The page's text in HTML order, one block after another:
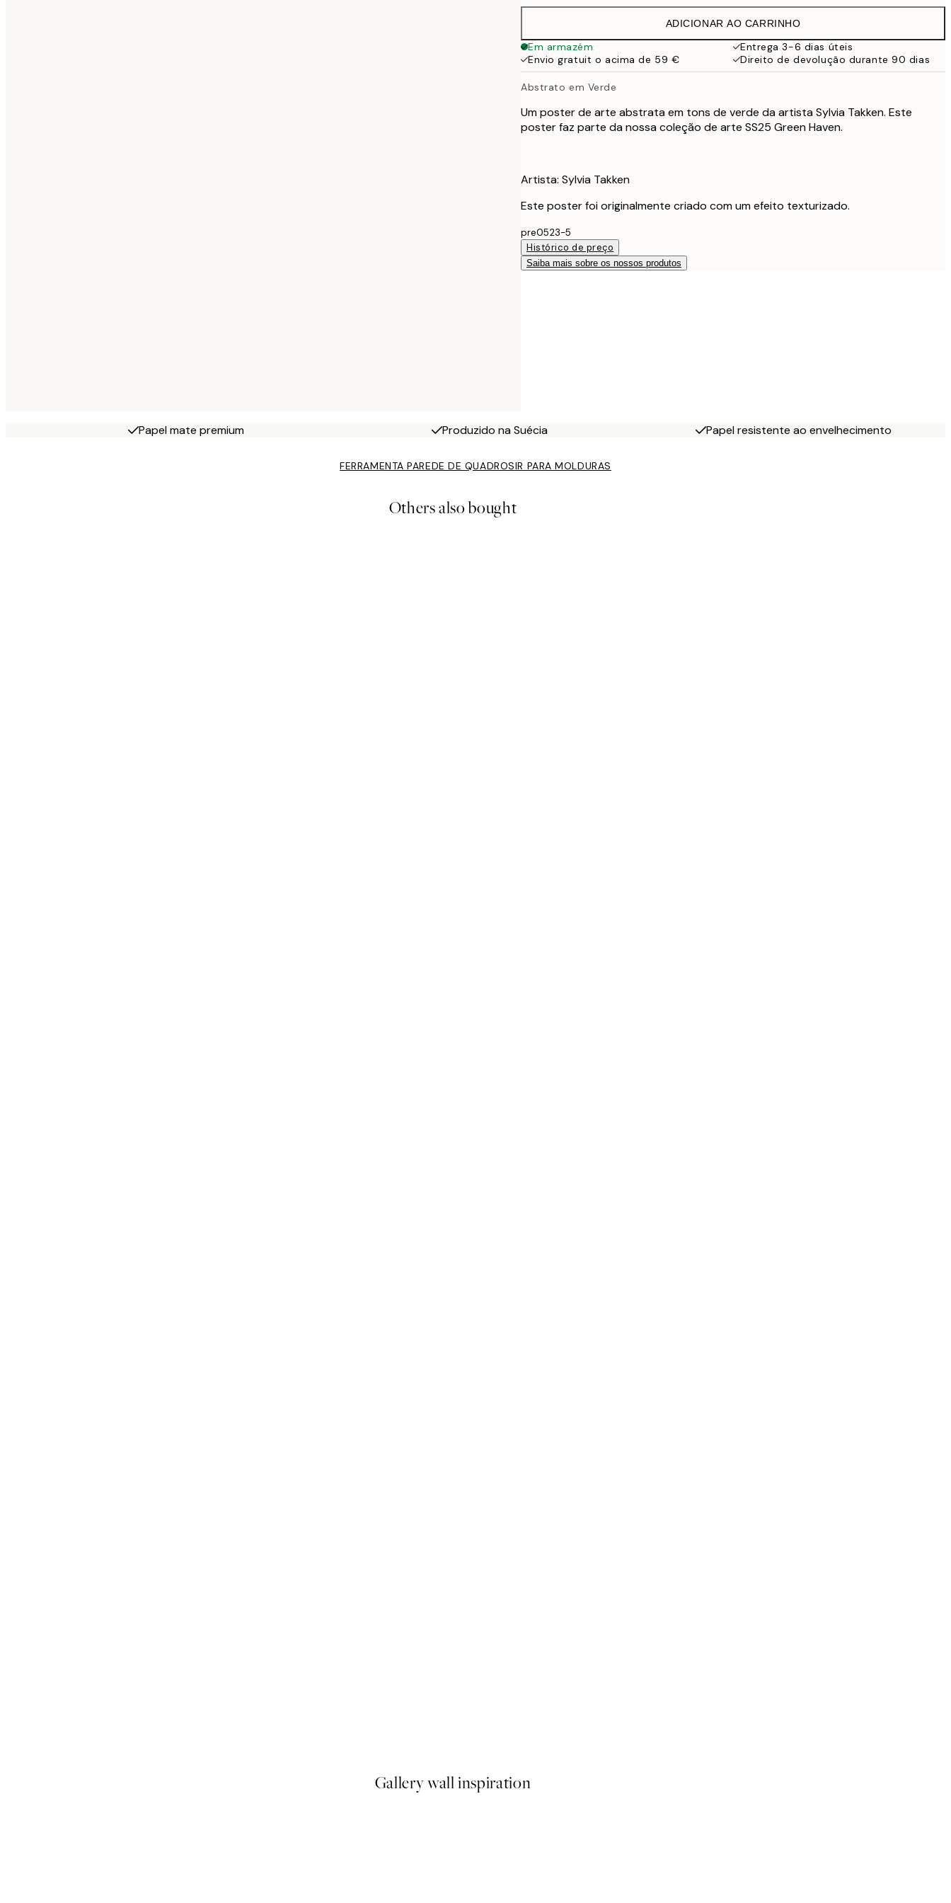
38 €
54,45 €
ADICIONAR AO CARRINHO
Em armazém
Entrega 3-6 dias úteis
Envio gratuit o acima de 59 €
Direito de devolução durante 90 dias
Abstrato em Verde
Um poster de arte abstrata em tons de verde da artista Sylvia Takken. Este
poster faz parte da nossa coleção de arte SS25 Green Haven.
Artista: Sylvia Takken
Este poster foi originalmente criado com um efeito texturizado.
pre0523-5
Histórico de preço
Saiba mais sobre os nossos produtos
Papel mate premium Produzido na Suécia Papel resistente ao envelhecimento
FERRAMENTA PAREDE DE QUADROSIR PARA MOLDURAS
Others also bought
Gallery wall inspiration